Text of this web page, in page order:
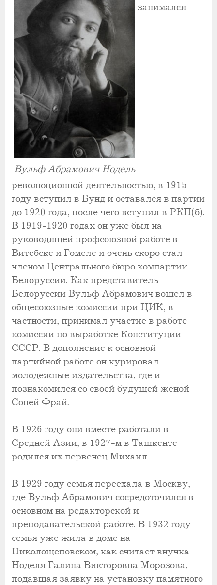
Вульф Абрамович Нодель
занимался
революционной деятельностью, в 1915
году вступил в Бунд и оставался в партии
до 1920 года, после чего вступил в РКП(б).
В 1919-1920 годах он уже был на
руководящей профсоюзной работе в
Витебске и Гомеле и очень скоро стал
членом Центрального бюро компартии
Белоруссии. Как представитель
Белоруссии Вульф Абрамович вошел в
общесоюзные комиссии при ЦИК, в
частности, принимал участие в работе
комиссии по выработке Конституции
СССР. В дополнение к основной
партийной работе он курировал
молодежные издательства, где и
познакомился со своей будущей женой
Соней Фрай.
В 1926 году они вместе работали в
Средней Азии, в 1927-м в Ташкенте
родился их первенец Михаил.
В 1929 году семья переехала в Москву,
где Вульф Абрамович сосредоточился в
основном на редакторской и
преподавательской работе. В 1932 году
семья уже жила в доме на
Николощеповском, как считает внучка
Ноделя Галина Викторовна Морозова,
подавшая заявку на установку памятного